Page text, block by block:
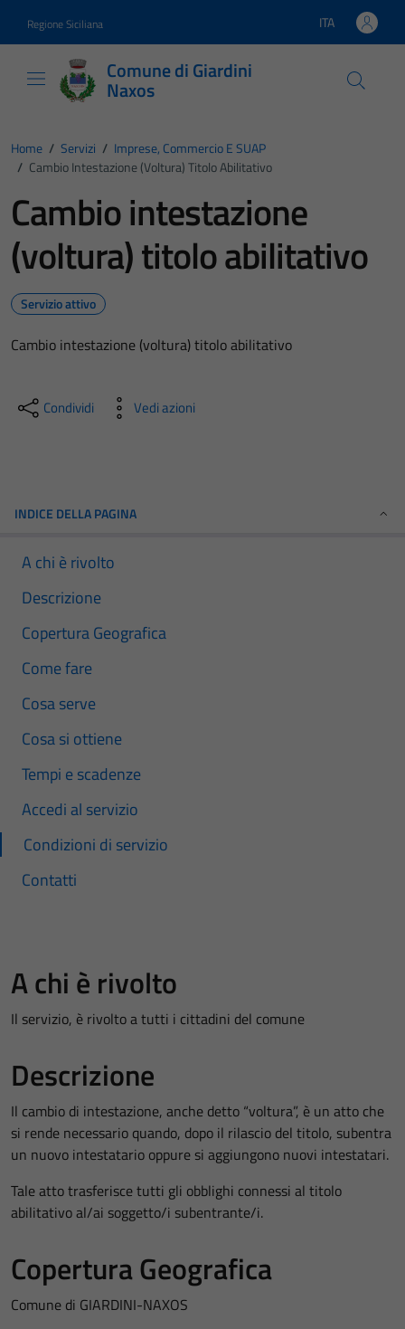
Regione Siciliana Lingua attiva:
ITA
Comune di Giardini
Naxos
Home / Servizi / Imprese, Commercio E SUAP
/ Cambio Intestazione (voltura) Titolo Abilitativo
Cambio intestazione
(voltura) titolo abilitativo
Servizio attivo
Cambio intestazione (voltura) titolo abilitativo
Condividi Vedi azioni
INDICE DELLA PAGINA
A chi è rivolto
Descrizione
Copertura Geografica
Come fare
Cosa serve
Cosa si ottiene
Tempi e scadenze
Accedi al servizio
Condizioni di servizio
Contatti
A chi è rivolto
Il servizio, è rivolto a tutti i cittadini del comune
Descrizione
Il cambio di intestazione, anche detto “voltura”, è un atto che
si rende necessario quando, dopo il rilascio del titolo, subentra
un nuovo intestatario oppure si aggiungono nuovi intestatari.
Tale atto trasferisce tutti gli obblighi connessi al titolo
abilitativo al/ai soggetto/i subentrante/i.
Copertura Geografica
Comune di GIARDINI-NAXOS